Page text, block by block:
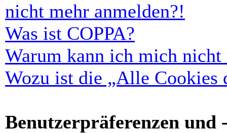
nicht mehr anmelden?!
Was ist COPPA?
Warum kann ich mich nicht
Wozu ist die „Alle Cookies
Benutzerpräferenzen und